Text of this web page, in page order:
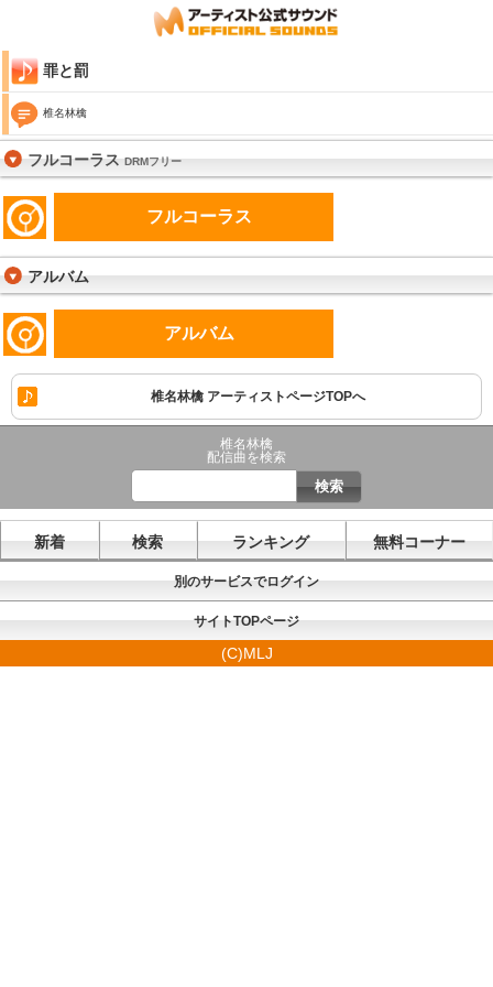
罪と罰
椎名林檎
フルコーラスDRMフリー
フルコーラス
アルバム
アルバム
椎名林檎 アーティストページTOPへ
椎名林檎
配信曲を検索
新着 検索 ランキング 無料コーナー
別のサービスでログイン
サイトTOPページ
(C)MLJ